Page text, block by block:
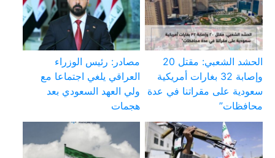
الحشد الشعبي: مقتل 20
وإصابة 32 بغارات أمريكية
سعودية على مقراتنا في عدة
محافظات”
مصادر: رئيس الوزراء
العراقي يلغي اجتماعا مع
ولي العهد السعودي بعد
هجمات